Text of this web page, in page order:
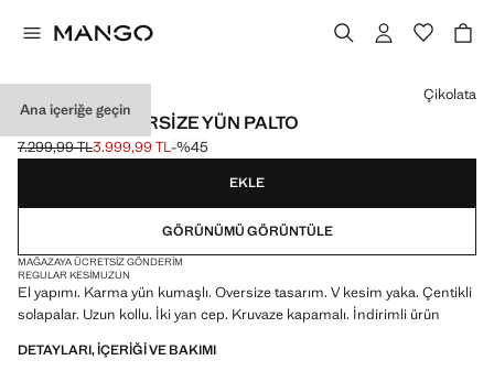
Ana içeriğe geçin
EL YAPIMI OVERSIZE YÜN PALTO
Üstü çizili ilk fiyat [7.299,99 TL ]
7.299,99 TL
Güncel fiyat [3.999,99 TL ]
3.999,99 TL-%45
Bir renk seçin
Çikolata
EKLE
GÖRÜNÜMÜ GÖRÜNTÜLE
MAĞAZAYA ÜCRETSIZ GÖNDERIM
REGULAR KESIMUZUN
El yapımı. Karma yün kumaşlı. Oversize tasarım. V kesim yaka. Çentikli
solapalar. Uzun kollu. İki yan cep. Kruvaze kapamalı. İndirimli ürün
DETAYLARI, IÇERIĞI VE BAKIMI